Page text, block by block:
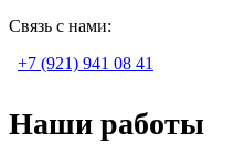
Связь с нами:
+7 (921) 941 08 41
Наши работы